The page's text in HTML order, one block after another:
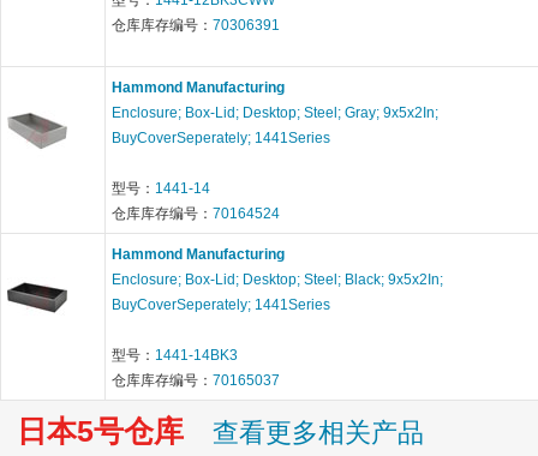
仓库库存编号： 70306391
Hammond Manufacturing
Enclosure; Box-Lid; Desktop; Steel; Gray; 9x5x2In;
BuyCoverSeperately; 1441Series
型号： 1441-14
仓库库存编号： 70164524
Hammond Manufacturing
Enclosure; Box-Lid; Desktop; Steel; Black; 9x5x2In;
BuyCoverSeperately; 1441Series
型号： 1441-14BK3
仓库库存编号： 70165037
日本5号仓库 查看更多相关产品